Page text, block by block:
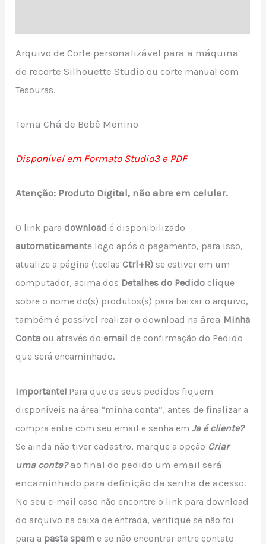
Arquivo de Corte personalizável para a máquina
de recorte Silhouette Studio ou corte manual com
Tesouras.
Tema Chá de Bebê Menino
Disponível em Formato Studio3 e PDF
Atenção: Produto Digital, não abre em celular.
O link paradownload é disponibilizado
automaticamente logo após o pagamento, para isso,
atualize a página (teclasCtrl+R) se estiver em um
computador, acima dos Detalhes do Pedido clique
sobre o nome do(s) produtos(s) para baixar o arquivo,
também é possível realizar o download naárea Minha
Conta ou através doemail de confirmação do Pedido
que será encaminhado.
Importante! Para que os seus pedidos fiquem
disponíveis na área “minha conta”, antes de finalizar a
compra entre com seu email e senha emJa é cliente?
Se ainda não tiver cadastro, marque a opção Criar
uma conta?ao final do pedido um email será
encaminhado para definição da senha de acesso.
No seu e-mail caso não encontre o link para download
do arquivo na caixa de entrada, verifique se não foi
para a pasta spam e se não encontrar entre contato